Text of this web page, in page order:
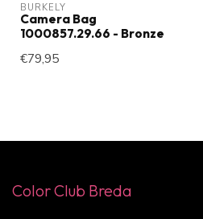
BURKELY
Camera Bag
1000857.29.66 - Bronze
€79,95
Color Club Breda